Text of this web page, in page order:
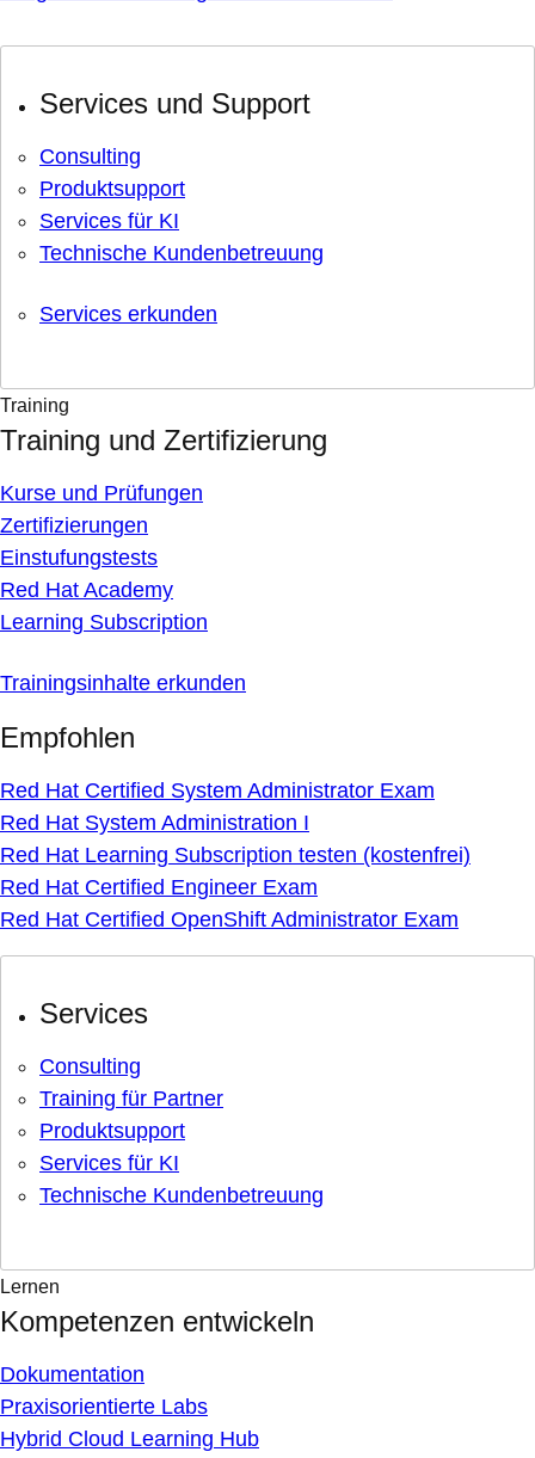
Services und Support
Consulting
Produktsupport
Services für KI
Technische Kundenbetreuung
Services erkunden
Training
Training und Zertifizierung
Kurse und Prüfungen
Zertifizierungen
Einstufungstests
Red Hat Academy
Learning Subscription
Trainingsinhalte erkunden
Empfohlen
Red Hat Certified System Administrator Exam
Red Hat System Administration I
Red Hat Learning Subscription testen (kostenfrei)
Red Hat Certified Engineer Exam
Red Hat Certified OpenShift Administrator Exam
Services
Consulting
Training für Partner
Produktsupport
Services für KI
Technische Kundenbetreuung
Lernen
Kompetenzen entwickeln
Dokumentation
Praxisorientierte Labs
Hybrid Cloud Learning Hub